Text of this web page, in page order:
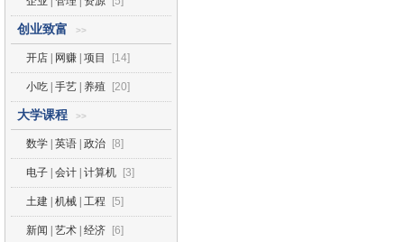
创业致富 >>
开店 | 网赚 | 项目 [14]
小吃 | 手艺 | 养殖 [20]
大学课程 >>
数学 | 英语 | 政治 [8]
电子 | 会计 | 计算机 [3]
土建 | 机械 | 工程 [5]
新闻 | 艺术 | 经济 [6]